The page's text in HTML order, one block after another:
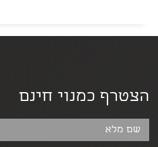
הצטרף כמנוי חינם